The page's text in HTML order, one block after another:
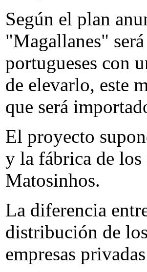
Según el plan
"Magallanes"
portugueses con
de elevarlo, este
que será
El proyecto
y la fábrica de los
Matosinhos.
La diferencia
distribución de
empresas